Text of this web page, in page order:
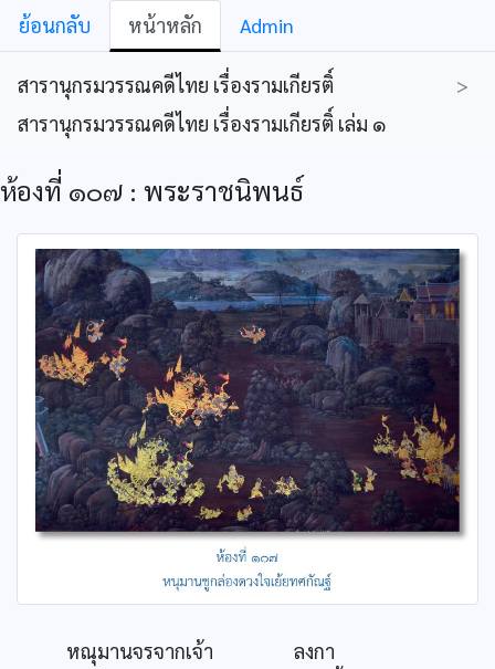
ย้อนกลับ หน้าหลัก Admin
สารานุกรมวรรณคดีไทย เรื่องรามเกียรติ์
>
สารานุกรมวรรณคดีไทย เรื่องรามเกียรติ์ เล่ม ๑
ห้องที่ ๑๐๗ : พระราชนิพนธ์
หณุมานจรจากเจ้า
ลงกา